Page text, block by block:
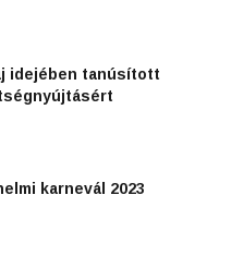
idejében tanúsított
karnevál 2023